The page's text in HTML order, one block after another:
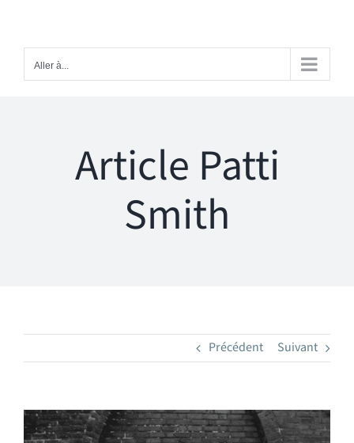
Aller à...
Article Patti
Smith
Précédent Suivant
Voir